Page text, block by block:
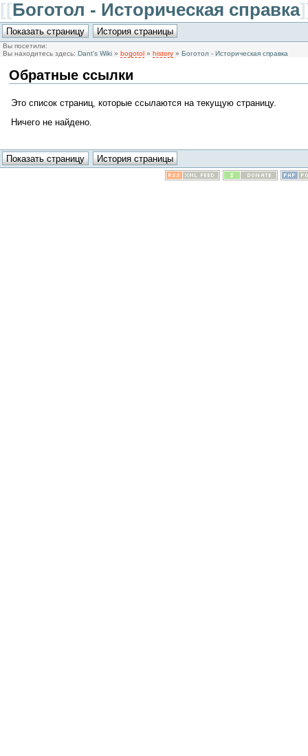
[[Боготол - Историческая справка
Вы посетили:
Вы находитесь здесь: Dant's Wiki » bogotol » history » Боготол - Историческая справка
Обратные ссылки
Это список страниц, которые ссылаются на текущую страницу.
Ничего не найдено.